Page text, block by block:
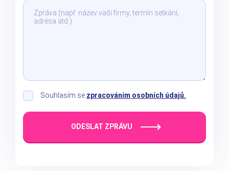
Souhlasím se zpracováním osobních údajů.
ODESLAT ZPRÁVU